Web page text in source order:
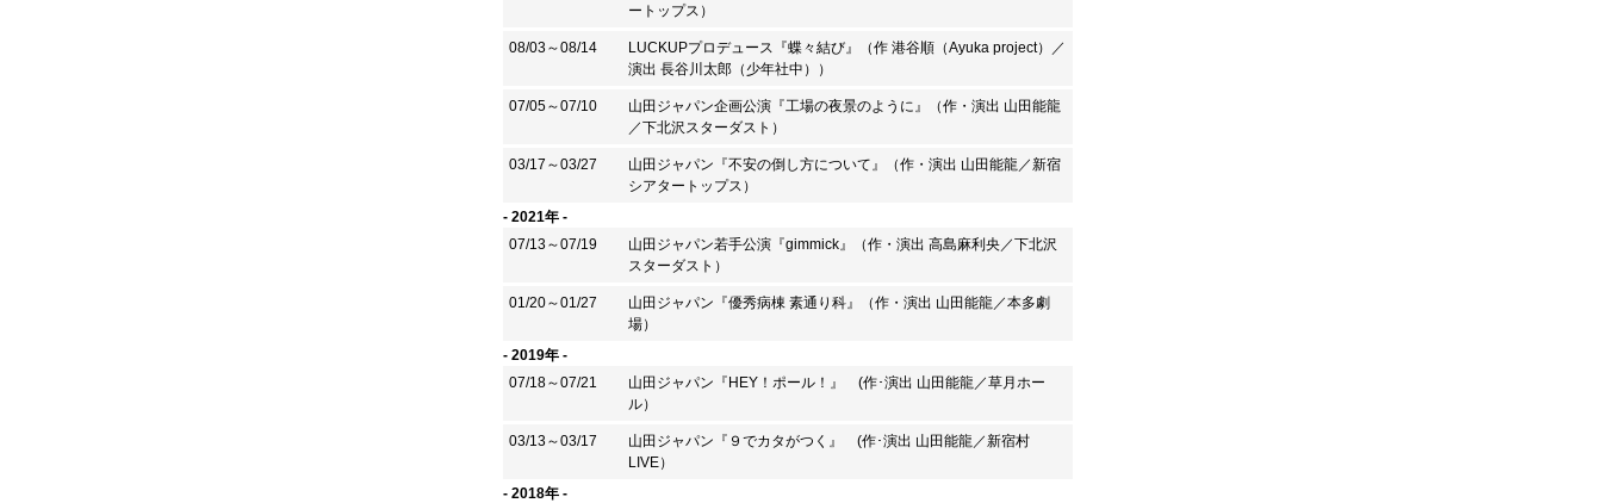
ートップス）
08/03～08/14
LUCKUPプロデュース『蝶々結び』（作 港谷順（Ayuka project）／
演出 長谷川太郎（少年社中））
07/05～07/10
山田ジャパン企画公演『工場の夜景のように』（作・演出 山田能龍
／下北沢スターダスト）
03/17～03/27
山田ジャパン『不安の倒し方について』（作・演出 山田能龍／新宿
シアタートップス）
- 2021年 -
07/13～07/19
山田ジャパン若手公演『gimmick』（作・演出 高島麻利央／下北沢
スターダスト）
01/20～01/27
山田ジャパン『優秀病棟 素通り科』（作・演出 山田能龍／本多劇
場）
- 2019年 -
07/18～07/21
山田ジャパン『HEY！ポール！』 (作･演出 山田能龍／草月ホー
ル）
03/13～03/17
山田ジャパン『９でカタがつく』 (作･演出 山田能龍／新宿村
LIVE）
- 2018年 -